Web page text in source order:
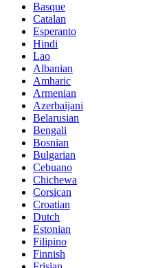
Basque
Catalan
Esperanto
Hindi
Lao
Albanian
Amharic
Armenian
Azerbaijani
Belarusian
Bengali
Bosnian
Bulgarian
Cebuano
Chichewa
Corsican
Croatian
Dutch
Estonian
Filipino
Finnish